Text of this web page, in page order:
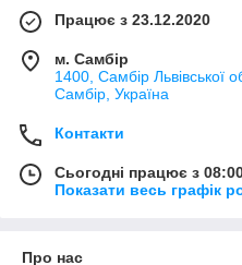
Працює з 23.12.2020
м. Самбір
1400, Самбір Львівської
Самбір, Україна
Контакти
Сьогодні працює з
Показати весь графік
Про нас